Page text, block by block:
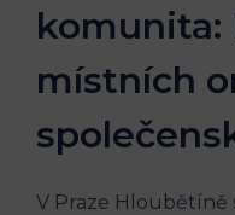
komunita:
místních
V Praze Hloubětíně